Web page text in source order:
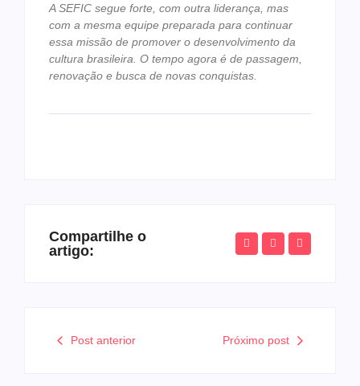
A SEFIC segue forte, com outra liderança, mas
com a mesma equipe preparada para continuar
essa missão de promover o desenvolvimento da
cultura brasileira. O tempo agora é de passagem,
renovação e busca de novas conquistas.
Compartilhe o
artigo:
Post anterior Próximo post